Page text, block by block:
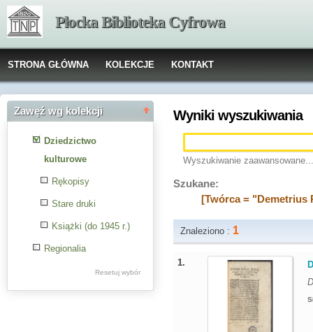
Płocka Biblioteka Cyfrowa
STRONA GŁÓWNA KOLEKCJE KONTAKT
Zawęź wg kolekcji
Dziedzictwo
kulturowe
Rękopisy
Stare druki
Książki (do 1945 r.)
Regionalia
Resetuj wybór
Wyniki wyszukiwania
Wyszukiwanie zaawansowane...
Szukane:
[Twórca = "Demetrius
Znaleziono : 1
1.